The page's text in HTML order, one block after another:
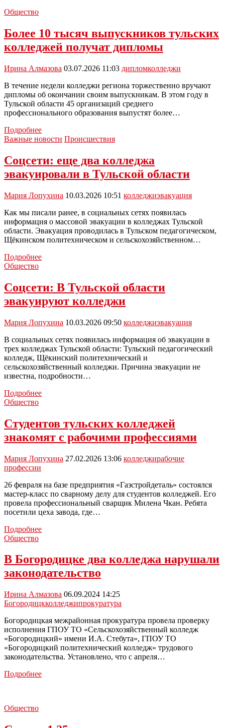
подано
порядка
30
заявлений
Общество
Более 10 тысяч выпускников тульских
колледжей получат дипломы
Ирина Алмазова 03.07.2026 11:03 дипломколледжи
В течение недели колледжи региона торжественно вручают
дипломы об окончании своим выпускникам. В этом году в
Тульской области 45 организаций среднего
профессионального образования выпустят более…
ПодробнееБолее
10
тульских
колледжей
дипломы
Важные новости Происшествия
Соцсети: еще два колледжа
эвакуировали в Тульской области
Мария Лопухина 10.03.2026 10:51 колледжиэвакуация
Как мы писали ранее, в социальных сетях появилась
информация о массовой эвакуации в колледжах Тульской
области. Эвакуация проводилась в Тульском педагогическом,
Щёкинском политехническом и сельскохозяйственном…
ПодробнееСоцсети:
колледжа
эвакуировали
в
области
Общество
Соцсети: В Тульской области
эвакуируют колледжи
Мария Лопухина 10.03.2026 09:50 колледжиэвакуация
В социальных сетях появилась информация об эвакуации в
трех колледжах Тульской области: Тульский педагогический
колледж, Щёкинский политехнический и
сельскохозяйственный колледжи. Причина эвакуации не
известна, подробности…
ПодробнееСоцсети:
эвакуируют
колледжи
Общество
Студентов тульских колледжей
знакомят с рабочими профессиями
Мария Лопухина 27.02.2026 13:06 колледжирабочие
профессии
26 февраля на базе предприятия «Газстройдеталь» состоялся
мастер-класс по сварному делу для студентов колледжей. Его
провела профессиональный сварщик Милена Чкан. Ребята
посетили цеха завода, где…
ПодробнееСтудентов
знакомят
с
рабочими
Общество
В Богородицке два колледжа нарушали
законодательство
Ирина Алмазова 06.09.2024 14:25
Богородицкколледжипрокуратура
Богородицкая межрайонная прокуратура провела проверку
исполнения ГПОУ ТО «Сельскохозяйственный колледж
«Богородицкий» имени И.А. Стебута», ГПОУ ТО
«Богородицкий политехнический колледж» трудового
законодательства. Установлено, что с апреля…
ПодробнееВ
Общество